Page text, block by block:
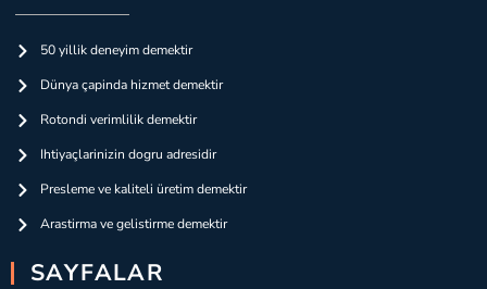
50 yillik deneyim demektir
Dünya çapinda hizmet demektir
Rotondi verimlilik demektir
Ihtiyaçlarinizin dogru adresidir
Presleme ve kaliteli üretim demektir
Arastirma ve gelistirme demektir
SAYFALAR